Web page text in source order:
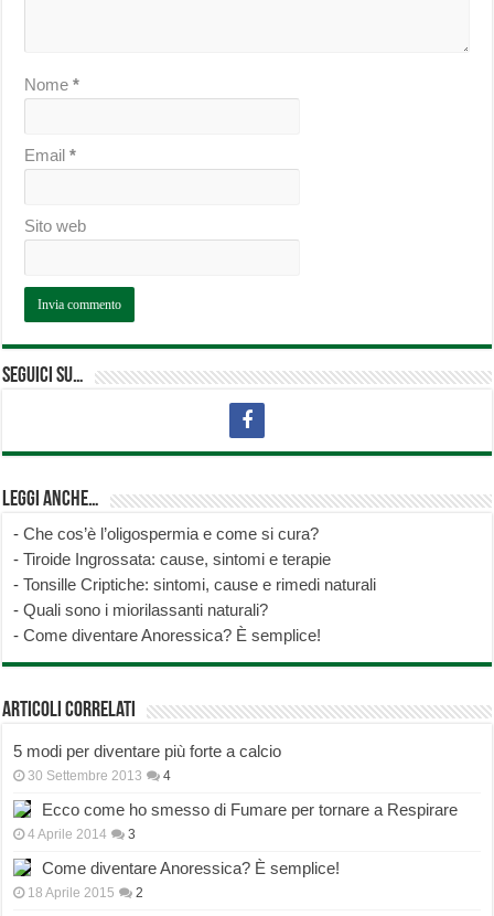
Nome*
Email*
Sito web
Seguici su…
Leggi anche…
-Che cos’è l’oligospermia e come si cura?
-Tiroide Ingrossata: cause, sintomi e terapie
-Tonsille Criptiche: sintomi, cause e rimedi naturali
-Quali sono i miorilassanti naturali?
-Come diventare Anoressica? È semplice!
Articoli correlati
5 modi per diventare più forte a calcio
30 Settembre 2013 4
Ecco come ho smesso di Fumare per tornare a Respirare
4 Aprile 2014 3
Come diventare Anoressica? È semplice!
18 Aprile 2015 2